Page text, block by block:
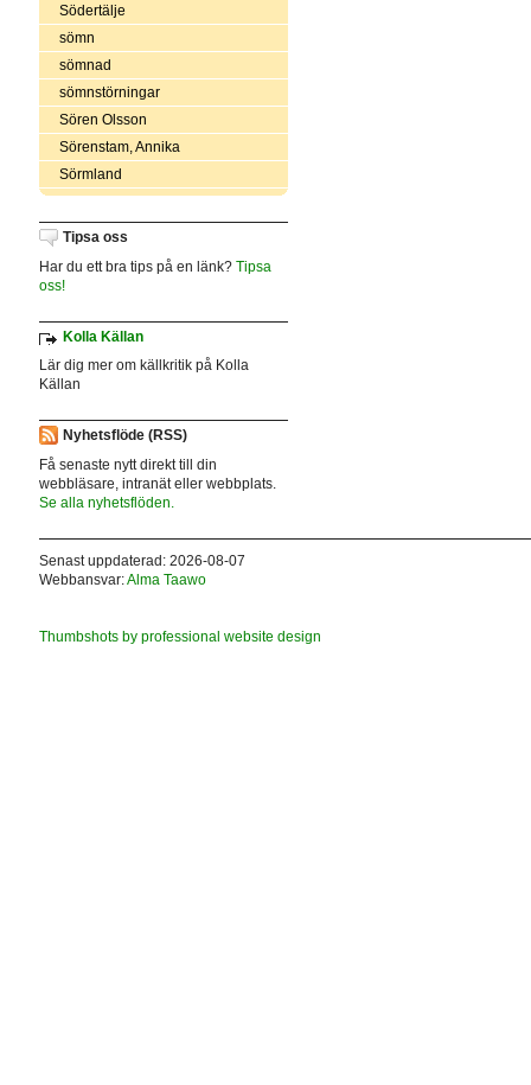
Södertälje
sömn
sömnad
sömnstörningar
Sören Olsson
Sörenstam, Annika
Sörmland
Tipsa oss
Har du ett bra tips på en länk? Tipsa
oss!
Kolla Källan
Lär dig mer om källkritik på Kolla
Källan
Nyhetsflöde (RSS)
Få senaste nytt direkt till din
webbläsare, intranät eller webbplats.
Se alla nyhetsflöden.
Senast uppdaterad: 2026-08-07
Webbansvar:Alma Taawo
Thumbshots by professional website design